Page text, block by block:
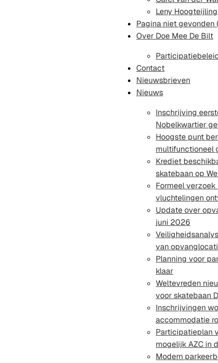
Leny Hoogteijling
Pagina niet gevonden
Over Doe Mee De Bilt
Contact
Nieuwsbrieven
Nieuws
Inschrijving
Nobelkwartier
Hoogste punt
multifunctioneel
Krediet
skatebaan op
Formeel
vluchtelingen
Update over
juni 2026
van
Planning voor
klaar
Weltevreden
voor skatebaan
Inschrijvingen
accommodatie
Participatieplan
mogelijk AZC in
Modern